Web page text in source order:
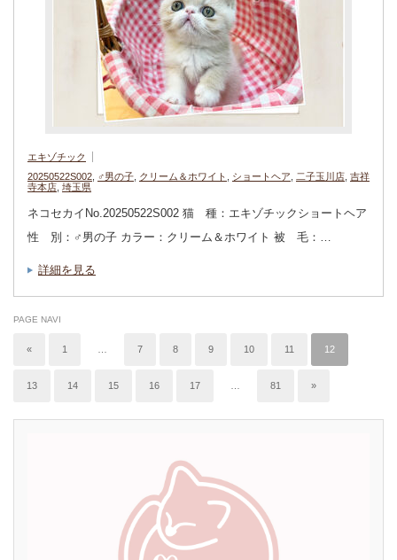
エキゾチック
20250522S002
♂男の子 クリーム＆ホワイト ショートヘア 二子玉川店 吉祥
寺本店 埼玉県
ネコセカイNo.20250522S002 猫 種：エキゾチックショートヘア
性 別：♂男の子 カラー：クリーム＆ホワイト 被 毛：…
詳細を見る
PAGE NAVI
« 1 7 8 9 10 11 12
13 14 15 16 17 81 »